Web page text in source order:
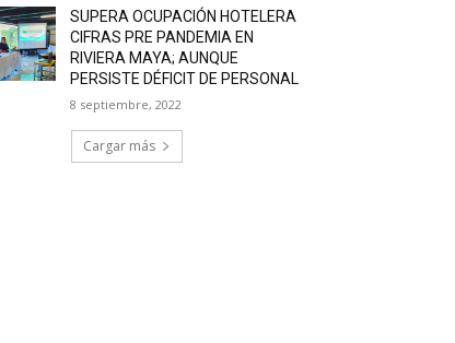
SUPERA OCUPACIÓN HOTELERA
CIFRAS PRE PANDEMIA EN
RIVIERA MAYA; AUNQUE
PERSISTE DÉFICIT DE PERSONAL
8 septiembre, 2022
Cargar más